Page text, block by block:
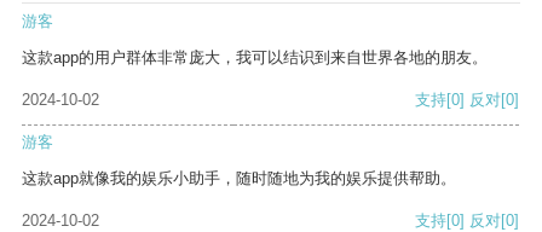
游客
这款app的用户群体非常庞大，我可以结识到来自世界各地的朋友。
2024-10-02 支持[0] 反对[0]
游客
这款app就像我的娱乐小助手，随时随地为我的娱乐提供帮助。
2024-10-02 支持[0] 反对[0]